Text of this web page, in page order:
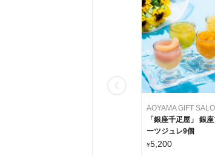
「銀座千疋屋」 銀
ーツジュレ9個
¥5,200